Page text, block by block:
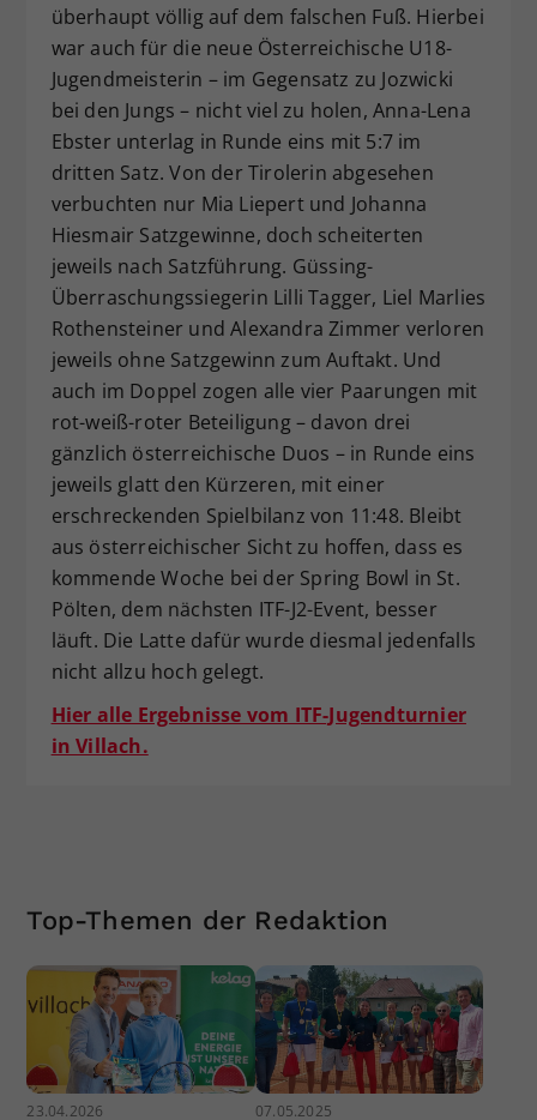
überhaupt völlig auf dem falschen Fuß. Hierbei
war auch für die neue Österreichische U18-
Jugendmeisterin – im Gegensatz zu Jozwicki
bei den Jungs – nicht viel zu holen, Anna-Lena
Ebster unterlag in Runde eins mit 5:7 im
dritten Satz. Von der Tirolerin abgesehen
verbuchten nur Mia Liepert und Johanna
Hiesmair Satzgewinne, doch scheiterten
jeweils nach Satzführung. Güssing-
Überraschungssiegerin Lilli Tagger, Liel Marlies
Rothensteiner und Alexandra Zimmer verloren
jeweils ohne Satzgewinn zum Auftakt. Und
auch im Doppel zogen alle vier Paarungen mit
rot-weiß-roter Beteiligung – davon drei
gänzlich österreichische Duos – in Runde eins
jeweils glatt den Kürzeren, mit einer
erschreckenden Spielbilanz von 11:48. Bleibt
aus österreichischer Sicht zu hoffen, dass es
kommende Woche bei der Spring Bowl in St.
Pölten, dem nächsten ITF-J2-Event, besser
läuft. Die Latte dafür wurde diesmal jedenfalls
nicht allzu hoch gelegt.
Hier alle Ergebnisse vom ITF-Jugendturnier
in Villach.
Top-Themen der Redaktion
23.04.2026 07.05.2025